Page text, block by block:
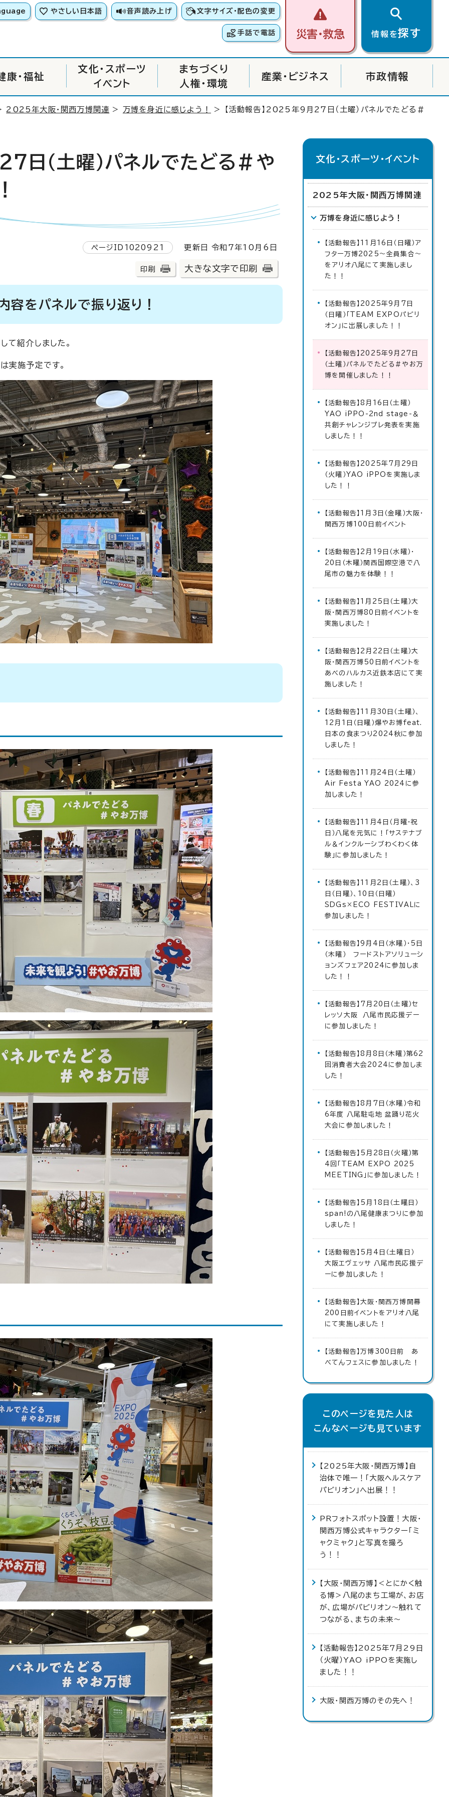
やさしい日本語 音声読み上げ 文字サイズ・配色の変更
手話で電話 災害・救急 情報を探す
康・福祉
文化・スポーツ
イベント
まちづくり
人権・環境
産業・ビジネス 市政情報
2025年大阪・関西万博関連 > 万博を身近に感じよう！ > 【活動報告】2025年9月27日（土曜）パネルでたどる＃
日（土曜）パネルでたどる＃や
ページID1020921 更新日 令和7年10月6日
印刷 大きな文字で印刷
容をパネルで振り返り！
て紹介しました。
実施予定です。
文化・スポーツ・イベント
2025年大阪・関西万博関連
万博を身近に感じよう！
【活動報告】11月16日（日曜）ア
フター万博2025～全員集合～
をアリオ八尾にて実施しまし
た！！
【活動報告】2025年9月7日
（日曜）「TEAM EXPOパビリ
オン」に出展しました！！
【活動報告】2025年9月27日
（土曜）パネルでたどる＃やお万
博を開催しました！！
【活動報告】8月16日（土曜）
YAO iPPO-2nd stage-＆
共創チャレンジプレ発表を実施
しました！！
【活動報告】2025年7月29日
（火曜）YAO iPPOを実施しま
した！！
【活動報告】1月3日（金曜）大阪・
関西万博100日前イベント
【活動報告】2月19日（水曜）・
20日（木曜）関西国際空港で八
尾市の魅力を体験！！
【活動報告】1月25日（土曜）大
阪・関西万博80日前イベントを
実施しました！
【活動報告】2月22日（土曜）大
阪・関西万博50日前イベントを
あべのハルカス近鉄本店にて実
施しました！
【活動報告】11月30日（土曜）、
12月1日（日曜）爆やお博feat.
日本の食まつり2024秋に参加
しました！
【活動報告】11月24日（土曜）
Air Festa YAO 2024に参
加しました！
【活動報告】11月4日（月曜・祝
日）八尾を元気に！「サステナブ
ル＆インクルーシブわくわく体
験」に参加しました！
【活動報告】11月2日（土曜）、3
日（日曜）、10日（日曜）
SDGs×ECO FESTIVALに
参加しました！
【活動報告】9月4日（水曜）・5日
（木曜） フードストアソリューシ
ョンズフェア2024に参加しま
した！！
【活動報告】7月20日（土曜）セ
レッソ大阪 八尾市民応援デー
に参加しました！
【活動報告】8月8日（木曜）第62
回消費者大会2024に参加しま
した！
【活動報告】8月7日（水曜）令和
6年度 八尾駐屯地 盆踊り花火
大会に参加しました！
【活動報告】5月28日（火曜）第
4回「TEAM EXPO 2025
MEETING」に参加しました！
【活動報告】5月18日（土曜日）
span!の八尾健康まつりに参加
しました！
【活動報告】5月4日（土曜日）
大阪エヴェッサ 八尾市民応援デ
ーに参加しました！
【活動報告】大阪・関西万博開幕
200日前イベントをアリオ八尾
にて実施しました！
【活動報告】万博300日前 あ
べてんフェスに参加しました！
このページを見た人は
こんなページも見ています
【2025年大阪・関西万博】自
治体で唯一！「大阪ヘルスケア
パビリオン」へ出展！！
PRフォトスポット設置！大阪・
関西万博公式キャラクター「ミ
ャクミャク」と写真を撮ろ
う！！
【大阪・関西万博】＜とにかく触
る博＞八尾のまち工場が、お店
が、広場がパビリオン～触れて
つながる、まちの未来〜
【活動報告】2025年7月29日
（火曜）YAO iPPOを実施し
ました！！
大阪・関西万博のその先へ！